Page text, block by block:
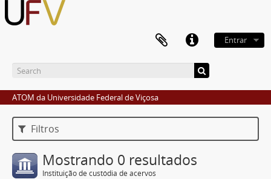
Entrar
ATOM da Universidade Federal de Viçosa
Filtros
Mostrando 0 resultados
Instituição de custódia de acervos